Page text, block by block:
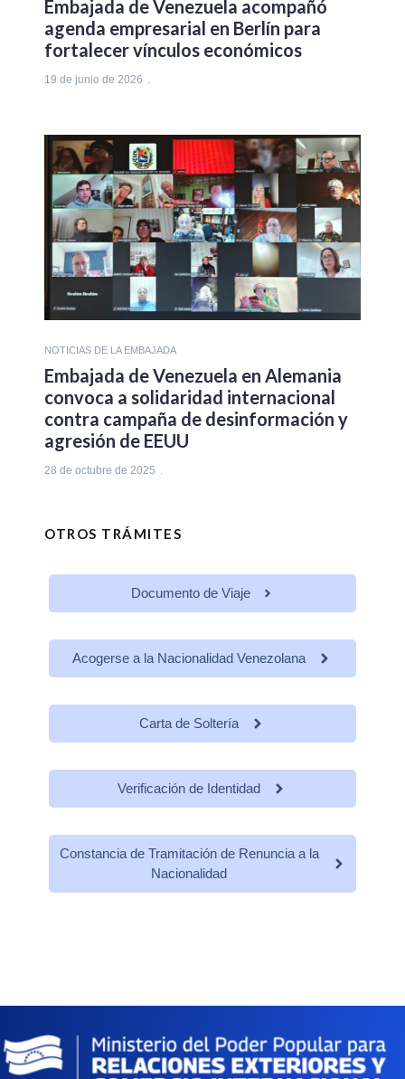
Embajada de Venezuela acompañó
agenda empresarial en Berlín para
fortalecer vínculos económicos
19 de junio de 2026
NOTICIAS DE LA EMBAJADA
Embajada de Venezuela en Alemania
convoca a solidaridad internacional
contra campaña de desinformación y
agresión de EEUU
28 de octubre de 2025
OTROS TRÁMITES
Documento de Viaje
Acogerse a la Nacionalidad Venezolana
Carta de Soltería
Verificación de Identidad
Constancia de Tramitación de Renuncia a la
Nacionalidad